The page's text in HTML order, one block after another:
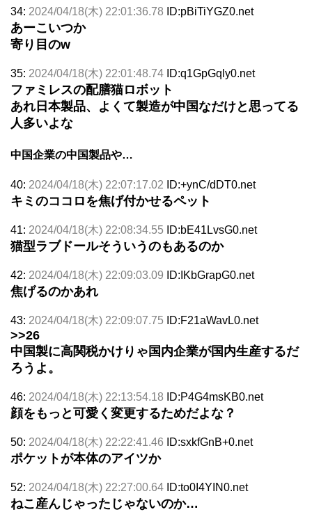
34: 2024/04/18(木) 22:01:36.78 ID:pBiTiYGZ0.net
あーこいつか
寄り目のw
35: 2024/04/18(木) 22:01:48.74 ID:q1GpGqly0.net
ファミレスの配膳猫ロボット
あれ日本製品、よくて製造が中国なだけと思ってる
人多いよな
中国企業の中国製品や…
40: 2024/04/18(木) 22:07:17.02 ID:+ynC/dDT0.net
キミのココロを焦げ付かせるペット
41: 2024/04/18(木) 22:08:34.55 ID:bE41LvsG0.net
猫型ラブドールそういうのもあるのか
42: 2024/04/18(木) 22:09:03.09 ID:IKbGrapG0.net
焦げるのかあれ
43: 2024/04/18(木) 22:09:07.75 ID:F21aWavL0.net
>>26
中国製に高関税かけりゃ国内企業が国内生産するだ
ろうよ。
46: 2024/04/18(木) 22:13:54.18 ID:P4G4msKB0.net
顔をもっと可愛く変更するためだよな？
50: 2024/04/18(木) 22:22:41.46 ID:sxkfGnB+0.net
ポケットが本体のアイツか
52: 2024/04/18(木) 22:27:00.64 ID:to0I4YIN0.net
ねこ産んじゃったじゃないのか…